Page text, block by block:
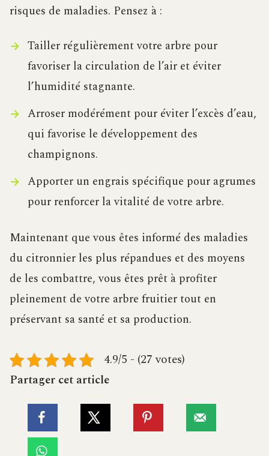
risques de maladies. Pensez à :
Tailler régulièrement votre arbre pour
favoriser la circulation de l’air et éviter
l’humidité stagnante.
Arroser modérément pour éviter l’excès d’eau,
qui favorise le développement des
champignons.
Apporter un engrais spécifique pour agrumes
pour renforcer la vitalité de votre arbre.
Maintenant que vous êtes informé des maladies
du citronnier les plus répandues et des moyens
de les combattre, vous êtes prêt à profiter
pleinement de votre arbre fruitier tout en
préservant sa santé et sa production.
4.9/5 - (27 votes)
Partager cet article